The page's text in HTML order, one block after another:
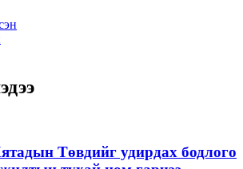
Төвдийг удирдах бодлого